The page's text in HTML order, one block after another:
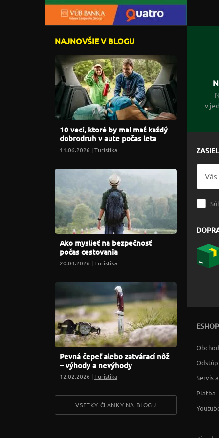
NAJNOVŠIE V BLOGU
10 vecí, ktoré by mal mať každý
dobrodruh v aute počas leta
11.06.2026 |Turistika
Ako myslieť na bezpečnosť
počas cestovania
20.04.2026 |Turistika
Pevná čepeľ alebo zatvárací nôž
– výhody a nevýhody
12.02.2026 |Turistika
VSETKY ČLÁNKY NA BLOGU
v
Servis
Platba